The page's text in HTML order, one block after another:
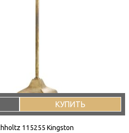
КУПИТЬ
115255 Kingston